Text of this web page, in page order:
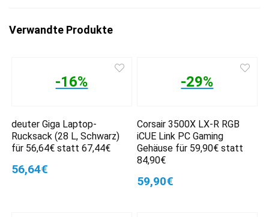
Verwandte Produkte
-16%
deuter Giga Laptop-
Rucksack (28 L, Schwarz)
für 56,64€ statt 67,44€
56,64€
-29%
Corsair 3500X LX-R RGB
iCUE Link PC Gaming
Gehäuse für 59,90€ statt
84,90€
59,90€